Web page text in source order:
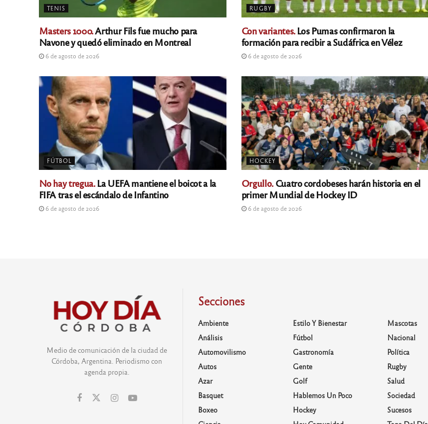
TENIS
Masters 1000.Arthur Fils fue mucho para
Navone y quedó eliminado en Montreal
6 de agosto de 2026
RUGBY
Con variantes.Los Pumas confirmaron la
formación para recibir a Sudáfrica en Vélez
6 de agosto de 2026
FÚTBOL
No hay tregua.La UEFA mantiene el boicot a la
FIFA tras el escándalo de Infantino
6 de agosto de 2026
HOCKEY
Orgullo.Cuatro cordobeses harán historia en el
primer Mundial de Hockey ID
6 de agosto de 2026
Medio de comunicación de la ciudad de
Córdoba, Argentina. Periodismo con
agenda propia.
Secciones
Ambiente
Análisis
Automovilismo
Autos
Azar
Basquet
Boxeo
Estilo Y Bienestar
Fútbol
Gastronomía
Gente
Golf
Hablemos Un Poco
Hockey
Mascotas
Nacional
Política
Rugby
Salud
Sociedad
Sucesos